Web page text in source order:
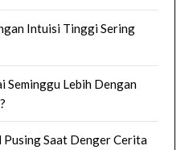
Intuisi Tinggi Sering
Seminggu Lebih Dengan
Pusing Saat Denger Cerita